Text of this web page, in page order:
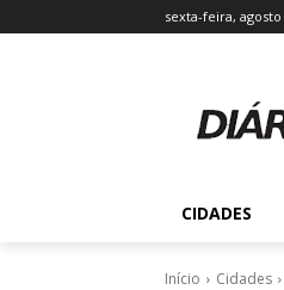
sexta-feira, agosto
CIDADES
Início Cidades